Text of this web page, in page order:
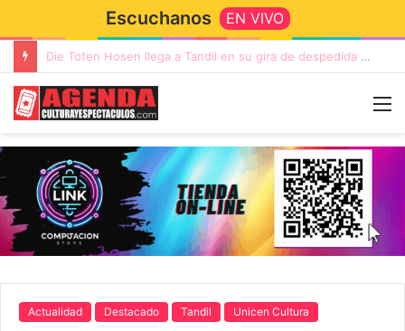
Escuchanos EN VIVO
“TIRRIA” llega a Tandil con un elenco de lujo encabezado por Capusotto, Spregelburd y Stefani
Actualidad Destacado Tandil Unicen Cultura